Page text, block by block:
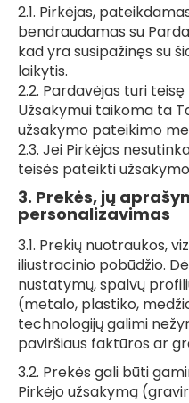
2.1. Pirkėjas,
bendraudamas su
kad yra susipažinęs su
laikytis.
2.2. Pardavėjas turi
Užsakymui taikoma ta
užsakymo pateikimo
2.3. Jei Pirkėjas
teisės pateikti
3. Prekės, jų
personalizavimas
3.1. Prekių nuotraukos,
iliustracinio pobūdžio.
nustatymų, spalvų
(metalo, plastiko,
technologijų galimi
paviršiaus faktūros ar
3.2. Prekės gali būti
Pirkėjo užsakymą